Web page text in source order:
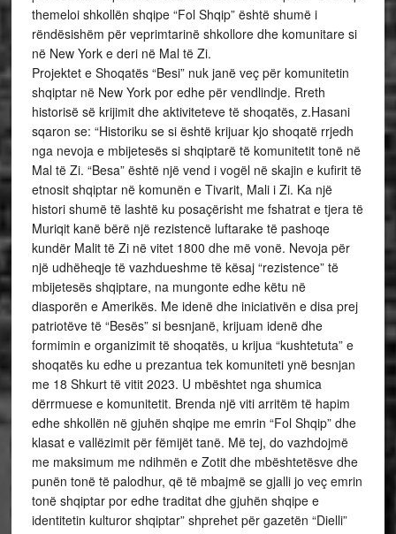
themeloi shkollën shqipe “Fol Shqip” është shumë i
rëndësishëm për veprimtarinë shkollore dhe komunitare si
në New York e deri në Mal të Zi.
Projektet e Shoqatës “Besi” nuk janë veç për komunitetin
shqiptar në New York por edhe për vendlindje. Rreth
historisë së krijimit dhe aktiviteteve të shoqatës, z.Hasani
sqaron se: “Historiku se si është krijuar kjo shoqatë rrjedh
nga nevoja e mbijetesës si shqiptarë të komunitetit tonë në
Mal të Zi. “Besa” është një vend i vogël në skajin e kufirit të
etnosit shqiptar në komunën e Tivarit, Mali i Zi. Ka një
histori shumë të lashtë ku posaçërisht me fshatrat e tjera të
Muriqit kanë bërë një rezistencë luftarake të pashoqe
kundër Malit të Zi në vitet 1800 dhe më vonë. Nevoja për
një udhëheqje të vazhdueshme të kësaj “rezistence” të
mbijetesës shqiptare, na mungonte edhe këtu në
diasporën e Amerikës. Me idenë dhe iniciativën e disa prej
patriotëve të “Besës” si besnjanë, krijuam idenë dhe
formimin e organizimit të shoqatës, u krijua “kushtetuta” e
shoqatës ku edhe u prezantua tek komuniteti ynë besnjan
me 18 Shkurt të vitit 2023. U mbështet nga shumica
dërrmuese e komunitetit. Brenda një viti arritëm të hapim
edhe shkollën në gjuhën shqipe me emrin “Fol Shqip” dhe
klasat e vallëzimit për fëmijët tanë. Më tej, do vazhdojmë
me maksimum me ndihmën e Zotit dhe mbështetësve dhe
punën tonë të palodhur, që të mbajmë se gjalli jo veç emrin
tonë shqiptar por edhe traditat dhe gjuhën shqipe e
identitetin kulturor shqiptar” shprehet për gazetën “Dielli”